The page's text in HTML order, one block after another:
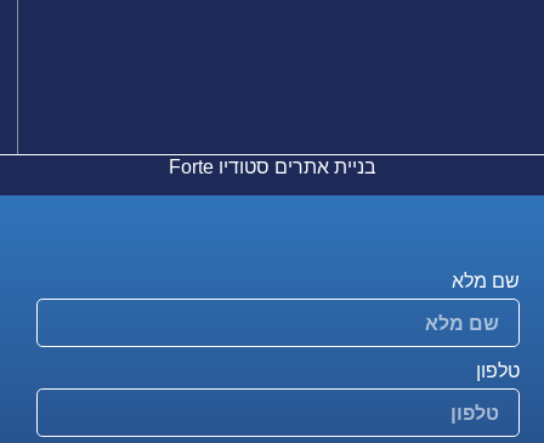
בניית אתרים סטודיו Forte
שם מלא
טלפון